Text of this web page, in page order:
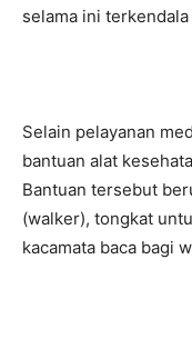
selama ini
Selain pelayanan
bantuan alat
Bantuan tersebut
(walker), tongkat
kacamata baca bagi